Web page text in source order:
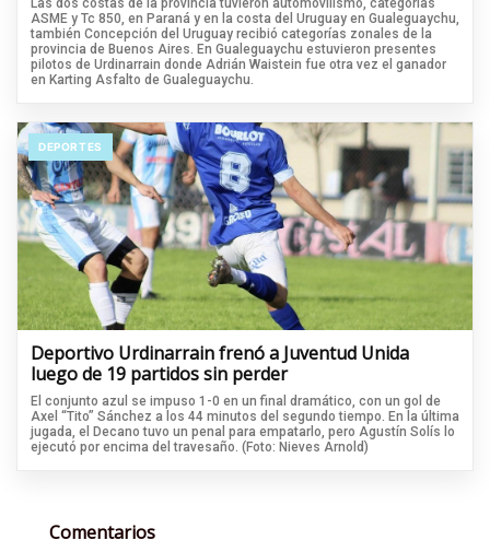
ASME y Tc 850, en Paraná y en la costa del Uruguay en Gualeguaychu,
también Concepción del Uruguay recibió categorías zonales de la
provincia de Buenos Aires. En Gualeguaychu estuvieron presentes
pilotos de Urdinarrain donde Adrián Waistein fue otra vez el ganador
en Karting Asfalto de Gualeguaychu.
DEPORTES
Deportivo Urdinarrain frenó a Juventud Unida
luego de 19 partidos sin perder
El conjunto azul se impuso 1-0 en un final dramático, con un gol de
Axel “Tito” Sánchez a los 44 minutos del segundo tiempo. En la última
jugada, el Decano tuvo un penal para empatarlo, pero Agustín Solís lo
ejecutó por encima del travesaño. (Foto: Nieves Arnold)
Comentarios